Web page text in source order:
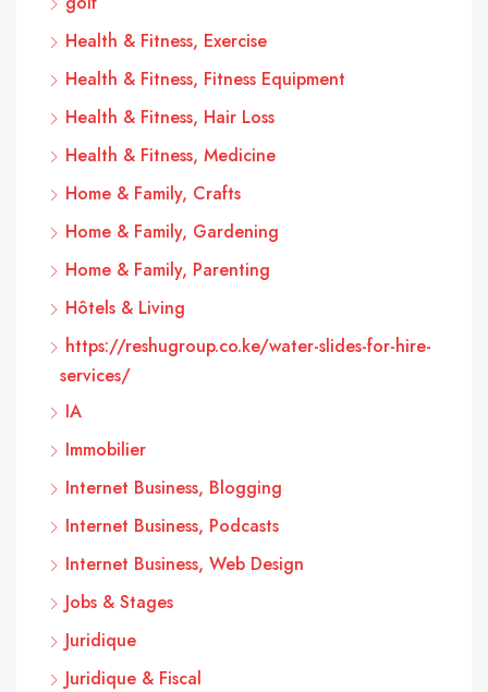
Health & Fitness, Exercise
Health & Fitness, Fitness Equipment
Health & Fitness, Hair Loss
Health & Fitness, Medicine
Home & Family, Crafts
Home & Family, Gardening
Home & Family, Parenting
Hôtels & Living
https://reshugroup.co.ke/water-slides-for-hire-
services/
IA
Immobilier
Internet Business, Blogging
Internet Business, Podcasts
Internet Business, Web Design
Jobs & Stages
Juridique
Juridique & Fiscal